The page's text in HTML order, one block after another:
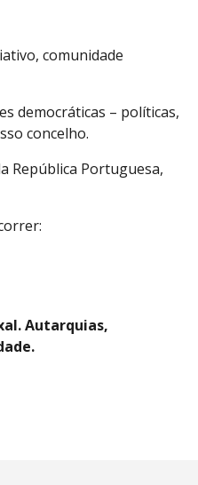
comunidade
democráticas – políticas,
concelho.
República Portuguesa,
Autarquias,